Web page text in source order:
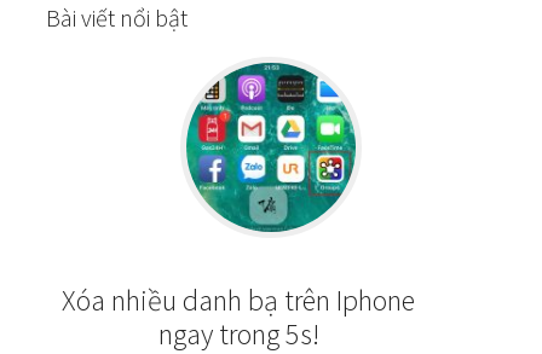
Bài viết nổi bật
Xóa nhiều danh bạ trên Iphone
ngay trong 5s!